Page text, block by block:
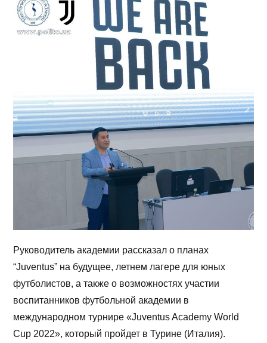
Руководитель академии рассказал о планах
“Juventus” на будущее, летнем лагере для юных
футболистов, а также о возможностях участии
воспитанников футбольной академии в
международном турнире «Juventus Academy World
Cup 2022», который пройдет в Турине (Италия).